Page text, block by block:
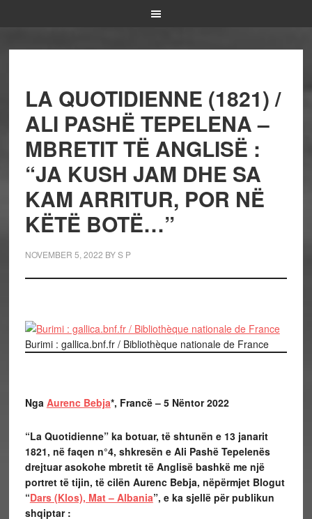
LA QUOTIDIENNE (1821) /
ALI PASHË TEPELENA –
MBRETIT TË ANGLISË :
“JA KUSH JAM DHE SA
KAM ARRITUR, POR NË
KËTË BOTË…”
NOVEMBER 5, 2022 BYS P
Burimi : gallica.bnf.fr / Bibliothèque nationale de France
Nga Aurenc Bebja*, Francë – 5 Nëntor 2022
“La Quotidienne” ka botuar, të shtunën e 13 janarit
1821, në faqen n°4, shkresën e Ali Pashë Tepelenës
drejtuar asokohe mbretit të Anglisë bashkë me një
portret të tijin, të cilën Aurenc Bebja, nëpërmjet Blogut
“Dars (Klos), Mat – Albania”, e ka sjellë për publikun
shqiptar :